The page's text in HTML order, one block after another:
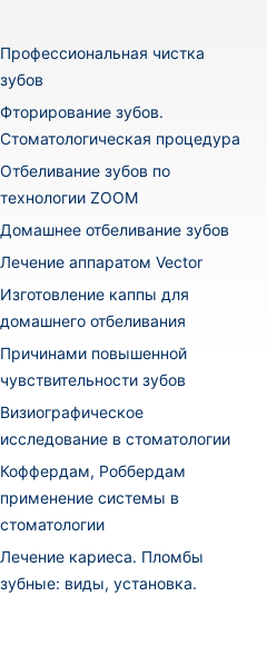
Профессиональная чистка
зубов
Фторирование зубов.
Стоматологическая процедура
Отбеливание зубов по
технологии ZOOM
Домашнее отбеливание зубов
Лечение аппаратом Vector
Изготовление каппы для
домашнего отбеливания
Причинами повышенной
чувствительности зубов
Визиографическое
исследование в стоматологии
Коффердам, Роббердам
применение системы в
стоматологии
Лечение кариеса. Пломбы
зубные: виды, установка.